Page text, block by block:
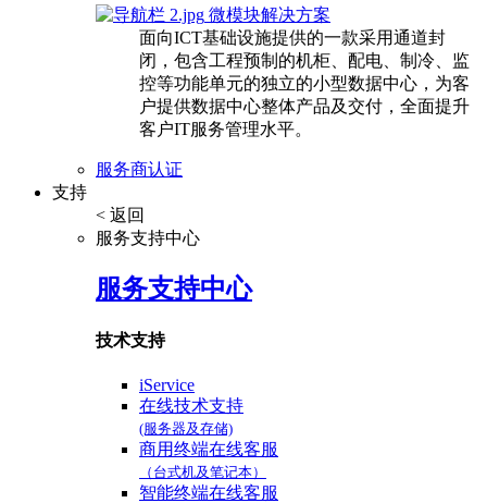
微模块解决方案
面向ICT基础设施提供的一款采用通道封
闭，包含工程预制的机柜、配电、制冷、监
控等功能单元的独立的小型数据中心，为客
户提供数据中心整体产品及交付，全面提升
客户IT服务管理水平。
服务商认证
支持
< 返回
服务支持中心
服务支持中心
技术支持
iService
在线技术支持
(服务器及存储)
商用终端在线客服
（台式机及笔记本）
智能终端在线客服